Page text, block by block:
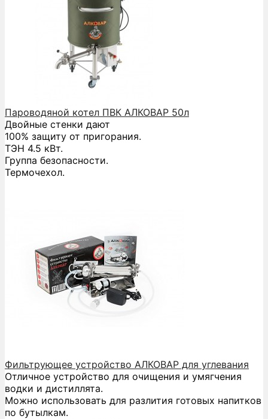
Пароводяной котел ПВК АЛКОВАР 50л
Двойные стенки дают
100% защиту от пригорания.
ТЭН 4.5 кВт.
Группа безопасности.
Термочехол.
Фильтрующее устройство АЛКОВАР для углевания
Отличное устройство для очищения и умягчения
водки и дистиллята.
Можно использовать для разлития готовых напитков
по бутылкам.